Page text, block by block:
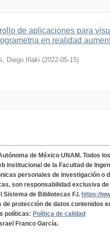
de aplicaciones para
en realidad
Diego Iñaki (2022-05-15)
de México UNAM. Todos
institucional de la Facultad de
personales de investigación o
son responsabilidad exclusiva
Sistema de Bibliotecas F.I. https://
de protección de datos contenidos
políticas: Política de calidad
Franco García.